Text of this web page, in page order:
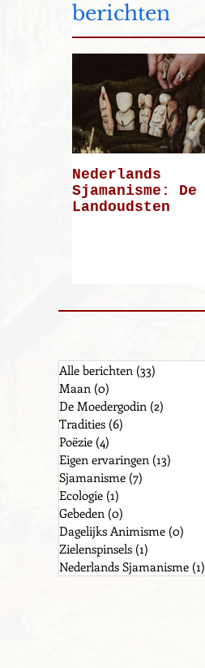
berichten
Nederlands
Sjamanisme: De
Landoudsten
Alle berichten (33)
Maan (0)
De Moedergodin (2)
Tradities (6)
Poëzie (4)
Eigen ervaringen (13)
Sjamanisme (7)
Ecologie (1)
Gebeden (0)
Dagelijks Animisme (0)
Zielenspinsels (1)
Nederlands Sjamanisme (1)